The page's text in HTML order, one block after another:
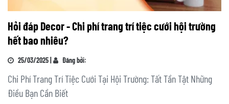
Hỏi đáp Decor - Chi phí trang trí tiệc cưới hội trường
hết bao nhiêu?
25/03/2025 | Đăng bởi:
Chi Phí Trang Trí Tiệc Cưới Tại Hội Trường: Tất Tần Tật Những
Điều Bạn Cần Biết